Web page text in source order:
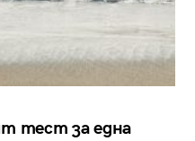
тест за една